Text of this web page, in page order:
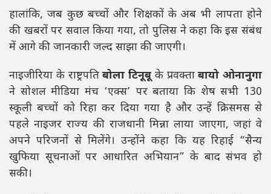
हालांकि, जब कुछ बच्चों और शिक्षकों के अब भी लापता होने
की खबरों पर सवाल किया गया, तो पुलिस ने कहा कि इस संबंध
में आगे की जानकारी जल्द साझा की जाएगी।
नाइजीरिया के राष्ट्रपतिबोला टिनूबूके प्रवक्ताबायो ओनानुगा
ने सोशल मीडिया मंच ‘एक्स’ पर बताया कि शेष सभी 130
स्कूली बच्चों को रिहा कर दिया गया है और उन्हें क्रिसमस से
पहले नाइजर राज्य की राजधानी मिन्ना लाया जाएगा, जहां वे
अपने परिजनों से मिलेंगे। उन्होंने कहा कि यह रिहाई “सैन्य
खुफिया सूचनाओं पर आधारित अभियान” के बाद संभव हो
सकी।